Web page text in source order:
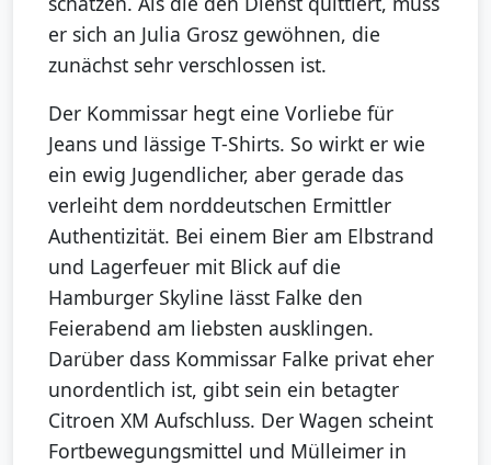
er sich an Julia Grosz gewöhnen, die
zunächst sehr verschlossen ist.
Der Kommissar hegt eine Vorliebe für
Jeans und lässige T-Shirts. So wirkt er wie
ein ewig Jugendlicher, aber gerade das
verleiht dem norddeutschen Ermittler
Authentizität. Bei einem Bier am Elbstrand
und Lagerfeuer mit Blick auf die
Hamburger Skyline lässt Falke den
Feierabend am liebsten ausklingen.
Darüber dass Kommissar Falke privat eher
unordentlich ist, gibt sein ein betagter
Citroen XM Aufschluss. Der Wagen scheint
Fortbewegungsmittel und Mülleimer in